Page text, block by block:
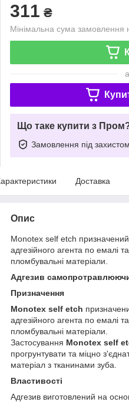
311 ₴
Мінімальна сума замовлення
Що таке купити з
Замовлення під захистом
Доставка
Опис
Monotex self etch призначений
адгезійного агента по емалі
пломбувальні матеріали.
Адгезив
Призначення
Monotex self etch
адгезійного агента по емалі
пломбувальні матеріали.
Застосування Monotex self
прогрунтувати та міцно
матеріал з тканинами зуба.
Властивості
Адгезив виготовлений на